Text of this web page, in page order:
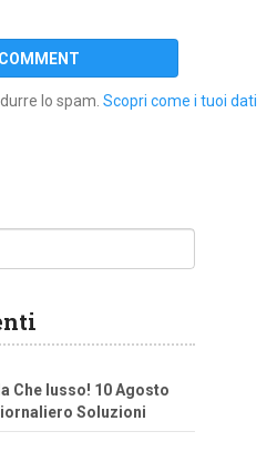
lo spam. Scopri come i tuoi dati
Che lusso! 10 Agosto
Soluzioni